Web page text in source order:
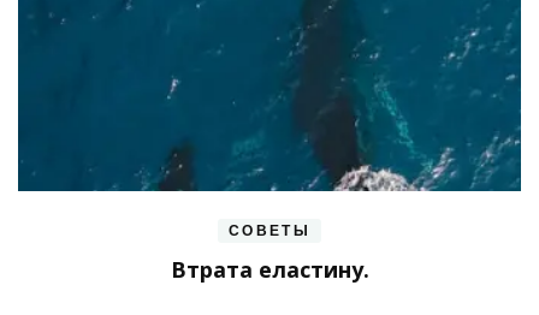
СОВЕТЫ
Втрата еластину.